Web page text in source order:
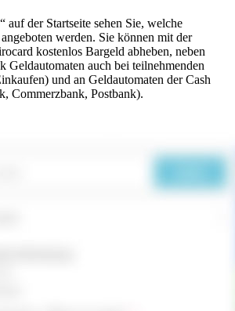
auf der Startseite sehen Sie, welche
werden. Sie können mit der
kostenlos Bargeld abheben, neben
Geldautomaten auch bei teilnehmenden
und an Geldautomaten der Cash
Commerzbank, Postbank).